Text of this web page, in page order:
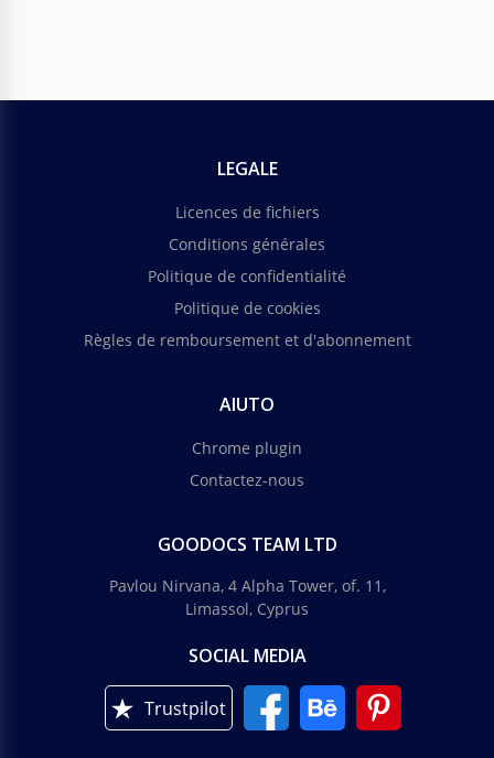
LEGALE
Licences de fichiers
Conditions générales
Politique de confidentialité
Politique de cookies
Règles de remboursement et d'abonnement
AIUTO
Chrome plugin
Contactez-nous
GOODOCS TEAM LTD
Pavlou Nirvana, 4 Alpha Tower, of. 11,
Limassol, Cyprus
SOCIAL MEDIA
Trustpilot